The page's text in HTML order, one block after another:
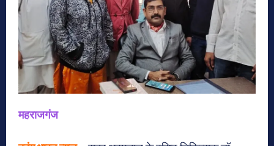
महराजगंज